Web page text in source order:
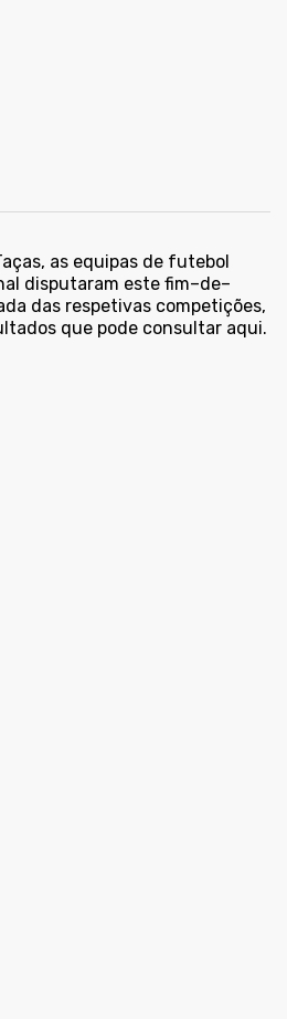
as equipas de futebol
disputaram este fim–de–
das respetivas competições,
que pode consultar aqui.